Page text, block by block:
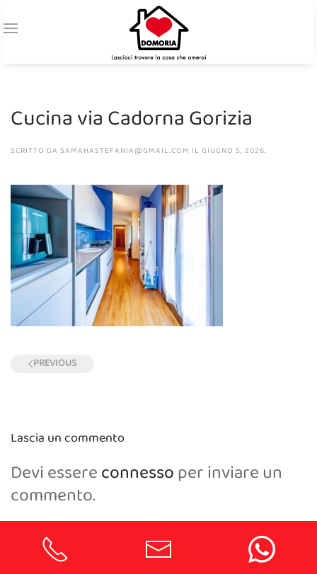
Cucina via Cadorna Gorizia
SCRITTO DA SAMAHASTEFANIA@GMAIL.COM IL GIUGNO 5, 2026.
PREVIOUS
Lascia un commento
Devi essereconnessoper inviare un
commento.